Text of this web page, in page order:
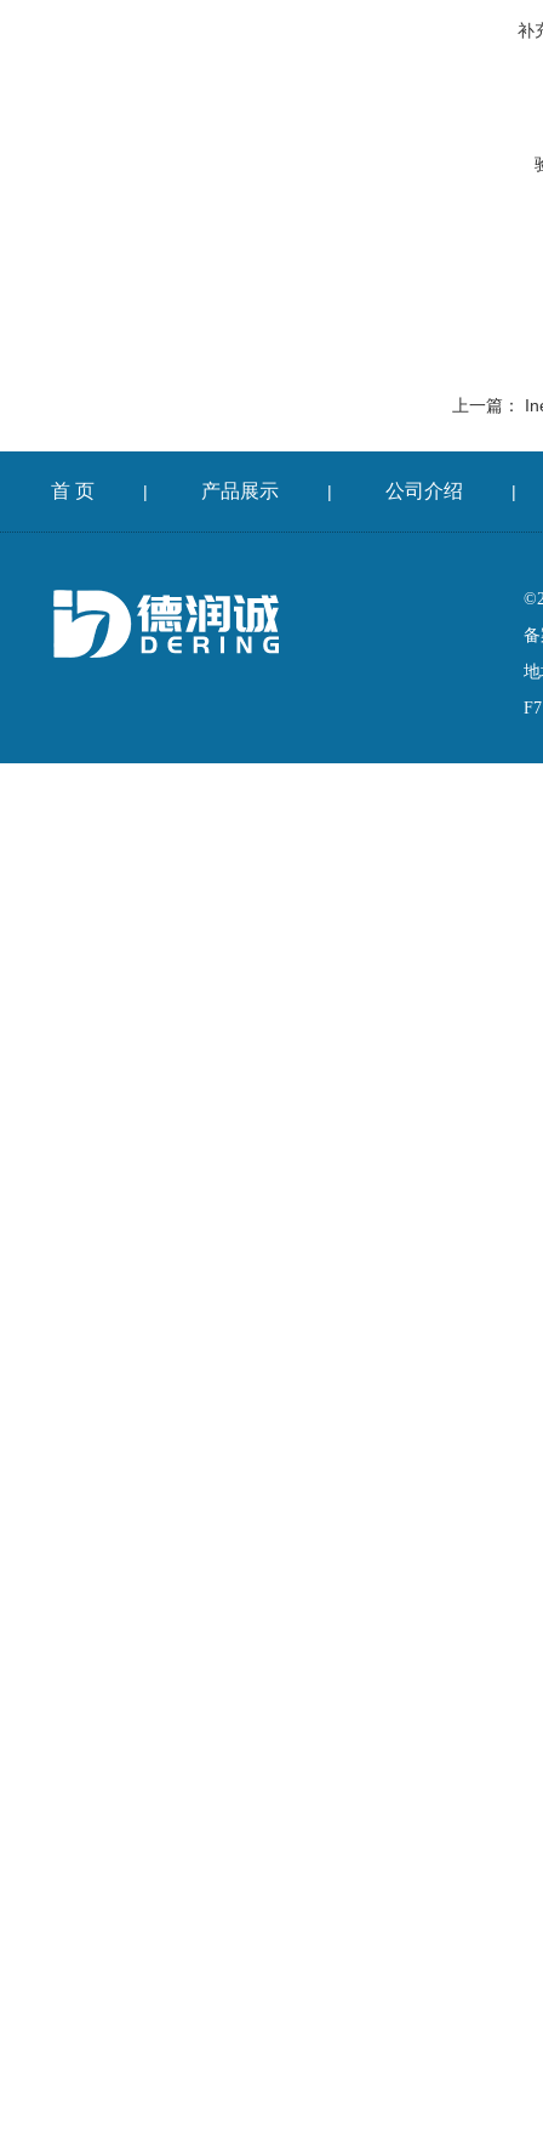
补
上一篇：
首 页 | 产品展示 | 公司介绍 |
备